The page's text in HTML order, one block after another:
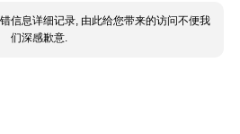
信息详细记录, 由此给您带来的访问不便我
们深感歉意.